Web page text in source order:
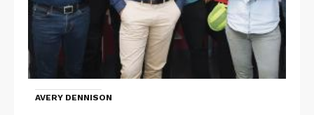
AVERY DENNISON